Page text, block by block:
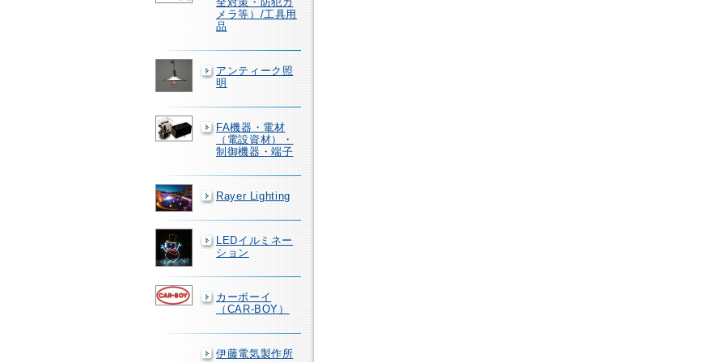
メラ等）/工具用
品
アンティーク照
明
FA機器・電材
（電設資材）・
制御機器・端子
Rayer Lighting
LEDイルミネー
ション
カーボーイ
（CAR-BOY）
伊藤電気製作所